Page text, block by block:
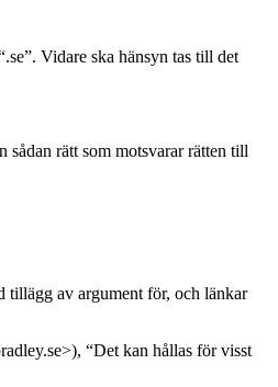
Vidare ska hänsyn tas till det
rätt som motsvarar rätten till
tillägg av argument för, och länkar
“Det kan hållas för visst